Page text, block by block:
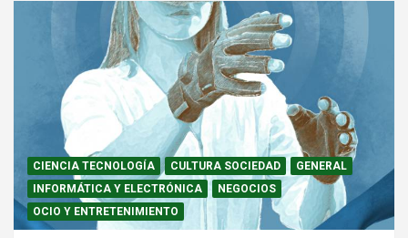
CIENCIA TECNOLOGÍA CULTURA SOCIEDAD
GENERAL
INFORMÁTICA Y ELECTRÓNICA
NEGOCIOS
OCIO Y ENTRETENIMIENTO